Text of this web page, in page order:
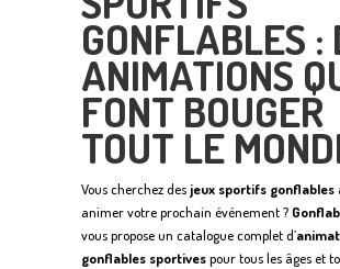
GONFLABLES :
ANIMATIONS
FONT BOUGER
TOUT LE
Vous cherchez des jeux sportifs gonflables
animer votre prochain événement ?
vous propose un catalogue complet d’
gonflables sportivespour tous les âges et